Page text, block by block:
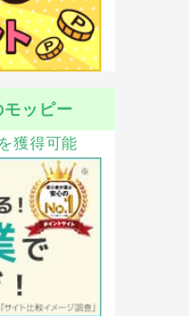
ッピー
獲得可能